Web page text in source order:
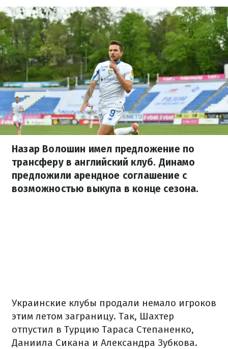
Назар Волошин имел предложение по
трансферу в английский клуб. Динамо
предложили арендное соглашение с
возможностью выкупа в конце сезона.
Украинские клубы продали немало игроков
этим летом заграницу. Так, Шахтер
отпустил в Турцию Тараса Степаненко,
Даниила Сикана и Александра Зубкова.